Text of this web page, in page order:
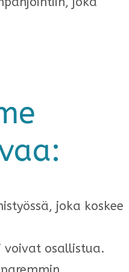
joka koskee
osallistua.